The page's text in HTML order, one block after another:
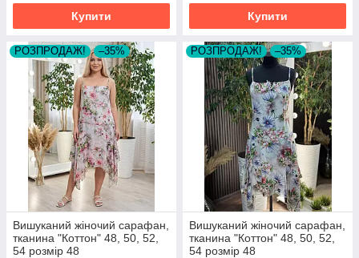
Купити Купити
РОЗПРОДАЖ! –35%
Вишуканий жіночий сарафан,
тканина "Коттон" 48, 50, 52,
54 розмір 48
РОЗПРОДАЖ! –35%
Вишуканий жіночий сарафан,
тканина "Коттон" 48, 50, 52,
54 розмір 48